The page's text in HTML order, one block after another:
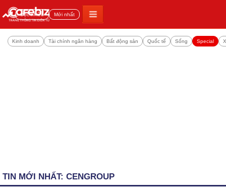
Đọc nhiều Mới nhất
Kinh doanh Tài chính ngân hàng Bất động sản Quốc tế Sống Special
TIN MỚI NHẤT: CENGROUP